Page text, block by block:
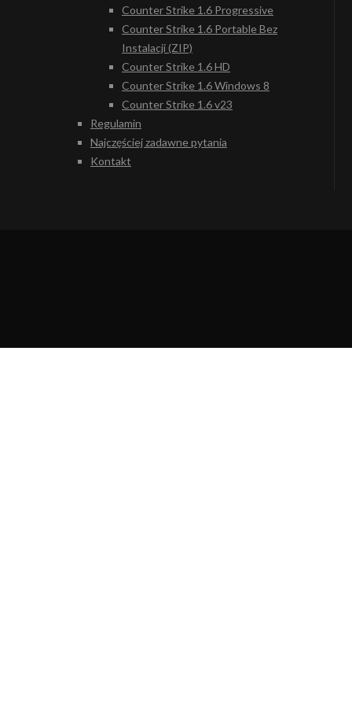
Counter Strike 1.6 Progressive
Counter Strike 1.6 Portable Bez
Instalacji (ZIP)
Counter Strike 1.6 HD
Counter Strike 1.6 Windows 8
Counter Strike 1.6 v23
Regulamin
Najczęściej zadawne pytania
Kontakt